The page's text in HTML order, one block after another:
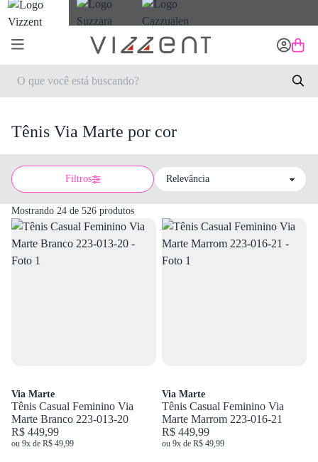
Tênis Via Marte por cor
Filtros
Sort by
Mostrando 24 de 526 produtos
Via Marte
Tênis Casual Feminino Via
Marte Branco 223-013-20
R$ 449,99
ou 9x de R$ 49,99
Via Marte
Tênis Casual Feminino Via
Marte Marrom 223-016-21
R$ 449,99
ou 9x de R$ 49,99